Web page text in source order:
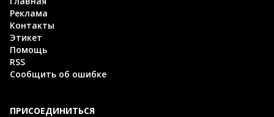
Реклама
Контакты
Этикет
Помощь
RSS
Сообщить об ошибке
ПРИСОЕДИНИТЬСЯ